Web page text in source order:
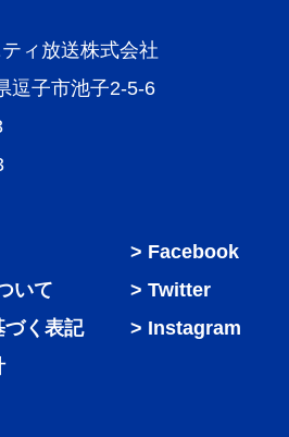
ィ放送株式会社
逗子市池子2-5-6
いて
づく表記
Facebook
Twitter
Instagram